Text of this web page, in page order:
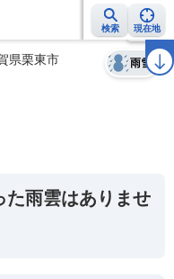
検索 現在地
警報・注意報 2週間天気 ラ
県栗東市 雨雪
天気 台風
た雨雲はありませ